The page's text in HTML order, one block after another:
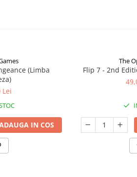
(Limba
Lei
IN COS
The
Flip 7 - 2nd